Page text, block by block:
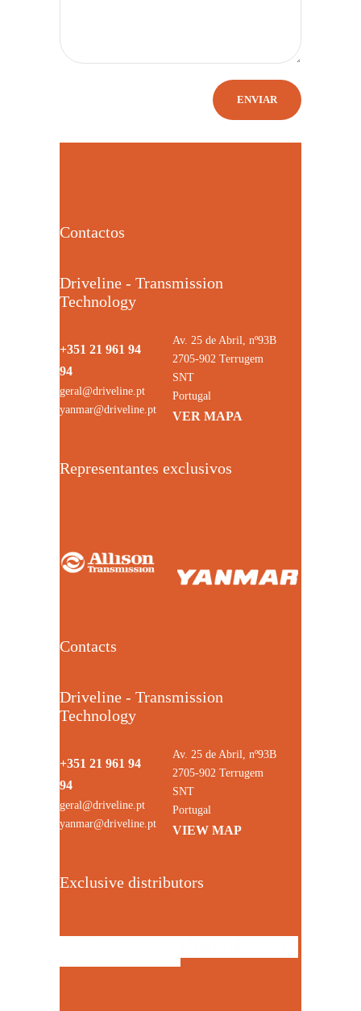
Contactos
Driveline - Transmission
Technology
+351 21 961 94
94
geral@driveline.pt
yanmar@driveline.pt
Av. 25 de Abril, nº93B
2705-902 Terrugem
SNT
Portugal
VER MAPA
Representantes exclusivos
Contacts
Driveline - Transmission
Technology
+351 21 961 94
94
geral@driveline.pt
yanmar@driveline.pt
Av. 25 de Abril, nº93B
2705-902 Terrugem
SNT
Portugal
VIEW MAP
Exclusive distributors